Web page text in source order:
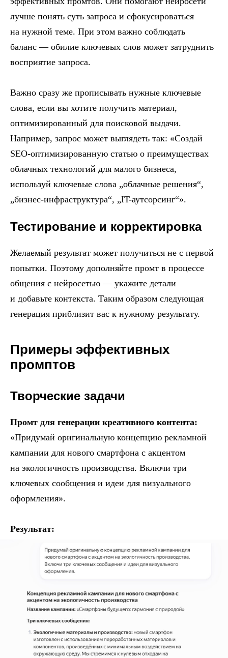
лучше понять суть запроса и сфокусироваться
на нужной теме. При этом важно соблюдать
баланс — обилие ключевых слов может затруднить
восприятие запроса.
Важно сразу же прописывать нужные ключевые
слова, если вы хотите получить материал,
оптимизированный для поисковой выдачи.
Например, запрос может выглядеть так: «Создай
SEO-оптимизированную статью о преимуществах
облачных технологий для малого бизнеса,
используй ключевые слова „облачные решения“,
„бизнес-инфраструктура“, „IT-аутсорсинг“».
Тестирование и корректировка
Желаемый результат может получиться не с первой
попытки. Поэтому дополняйте промт в процессе
общения с нейросетью — укажите детали
и добавьте контекста. Таким образом следующая
генерация приблизит вас к нужному результату.
Примеры эффективных
промптов
Творческие задачи
Промт для генерации креативного контента:
«Придумай оригинальную концепцию рекламной
кампании для нового смартфона с акцентом
на экологичность производства. Включи три
ключевых сообщения и идеи для визуального
оформления».
Результат: